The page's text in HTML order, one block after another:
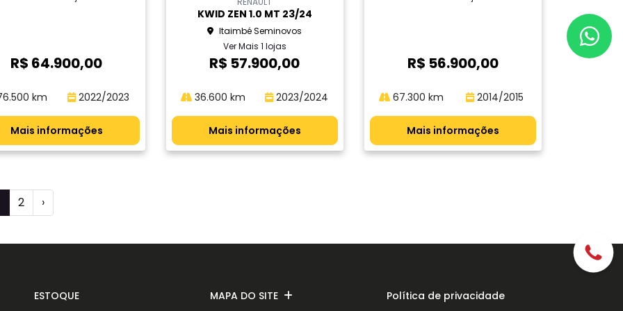
R$ 64.900,00
km 2022/2023
Mais informações
KWID ZEN 1.0 MT 23/24
Itaimbé Seminovos
Ver Mais 1 lojas
R$ 57.900,00
36.600 km 2023/2024
Mais informações
R$ 56.900,00
67.300 km 2014/2015
Mais informações
2 ›
ESTOQUE MAPA DO SITE Política de privacidade